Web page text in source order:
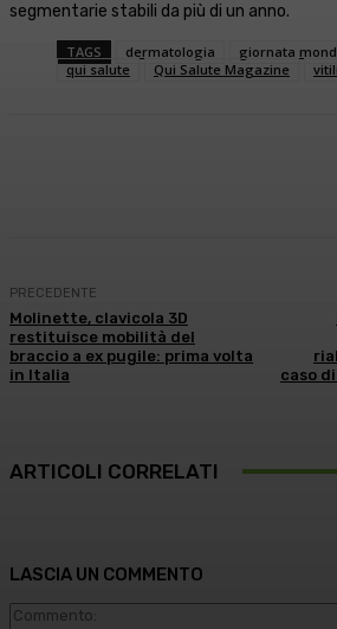
segmentarie stabili da più di un anno.
TAGS dermatologia
giornata
qui salute
Qui Salute Magazine
PRECEDENTE
Molinette, clavicola 3D
restituisce mobilità del
braccio a ex pugile: prima volta
in Italia
caso
ARTICOLI CORRELATI
LASCIA UN COMMENTO